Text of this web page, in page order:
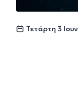
Τετάρτη 3